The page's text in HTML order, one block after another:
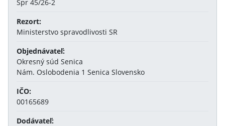
Spr 45/26-2
Rezort:
Ministerstvo spravodlivosti SR
Objednávateľ:
Okresný súd Senica
Nám. Oslobodenia 1 Senica Slovensko
IČO:
00165689
Dodávateľ: